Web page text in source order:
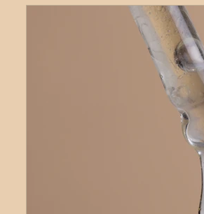
Allergies